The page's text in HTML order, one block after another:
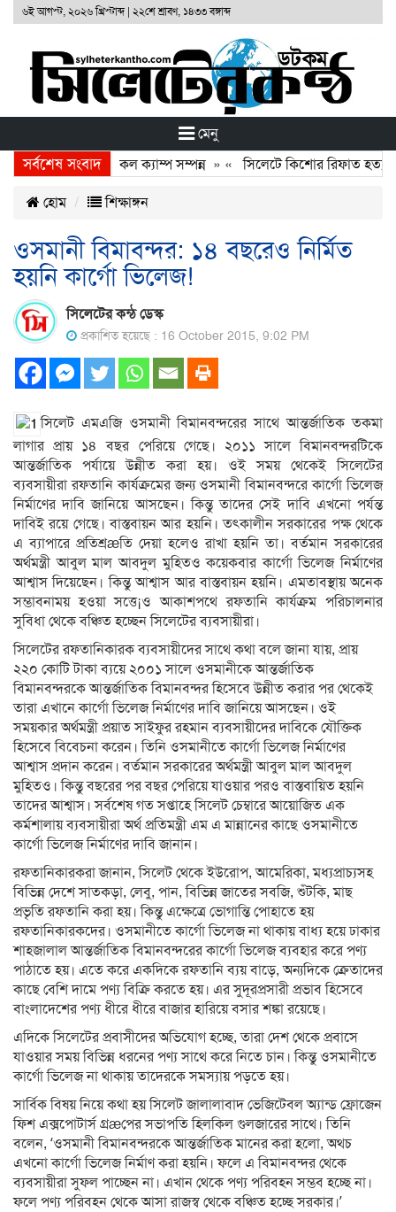
৬ই আগস্ট, ২০২৬ খ্রিস্টাব্দ| ২২শে শ্রাবণ, ১৪৩৩ বঙ্গাব্দ
মেনু
সর্বশেষ সংবাদফ্রি মেডিকেল ক্যাম্প সম্পন্ন» «সিলেটে কিশোর রিফাত
হোম শিক্ষাঙ্গন
ওসমানী বিমাবন্দর: ১৪ বছরেও নির্মিত
হয়নি কার্গো ভিলেজ!
সিলেটের কন্ঠ ডেস্ক
প্রকাশিত হয়েছে : 16 October 2015, 9:02 PM
সিলেট এমএজি ওসমানী বিমানবন্দরের সাথে আন্তর্জাতিক তকমা
লাগার প্রায় ১৪ বছর পেরিয়ে গেছে। ২০১১ সালে বিমানবন্দরটিকে
আন্তর্জাতিক পর্যায়ে উন্নীত করা হয়। ওই সময় থেকেই সিলেটের
ব্যবসায়ীরা রফতানি কার্যক্রমের জন্য ওসমানী বিমানবন্দরে কার্গো ভিলেজ
নির্মাণের দাবি জানিয়ে আসছেন। কিন্তু তাদের সেই দাবি এখনো পর্যন্ত
দাবিই রয়ে গেছে। বাস্তবায়ন আর হয়নি। তৎকালীন সরকারের পক্ষ থেকে
এ ব্যাপারে প্রতিশ্রæতি দেয়া হলেও রাখা হয়নি তা। বর্তমান সরকারের
অর্থমন্ত্রী আবুল মাল আবদুল মুহিতও কয়েকবার কার্গো ভিলেজ নির্মাণের
আশ্বাস দিয়েছেন। কিন্তু আশ্বাস আর বাস্তবায়ন হয়নি। এমতাবস্থায় অনেক
সম্ভাবনাময় হওয়া সত্তে¡ও আকাশপথে রফতানি কার্যক্রম পরিচালনার
সুবিধা থেকে বঞ্চিত হচ্ছেন সিলেটের ব্যবসায়ীরা।
সিলেটের রফতানিকারক ব্যবসায়ীদের সাথে কথা বলে জানা যায়, প্রায়
২২০ কোটি টাকা ব্যয়ে ২০০১ সালে ওসমানীকে আন্তর্জাতিক
বিমানবন্দরকে আন্তর্জাতিক বিমানবন্দর হিসেবে উন্নীত করার পর থেকেই
তারা এখানে কার্গো ভিলেজ নির্মাণের দাবি জানিয়ে আসছেন। ওই
সময়কার অর্থমন্ত্রী প্রয়াত সাইফুর রহমান ব্যবসায়ীদের দাবিকে যৌক্তিক
হিসেবে বিবেচনা করেন। তিনি ওসমানীতে কার্গো ভিলেজ নির্মাণের
আশ্বাস প্রদান করেন। বর্তমান সরকারের অর্থমন্ত্রী আবুল মাল আবদুল
মুহিতও। কিন্তু বছরের পর বছর পেরিয়ে যাওয়ার পরও বাস্তবায়িত হয়নি
তাদের আশ্বাস। সর্বশেষ গত সপ্তাহে সিলেট চেম্বারে আয়োজিত এক
কর্মশালায় ব্যবসায়ীরা অর্থ প্রতিমন্ত্রী এম এ মান্নানের কাছে ওসমানীতে
কার্গো ভিলেজ নির্মাণের দাবি জানান।
রফতানিকারকরা জানান, সিলেট থেকে ইউরোপ, আমেরিকা, মধ্যপ্রাচ্যসহ
বিভিন্ন দেশে সাতকড়া, লেবু, পান, বিভিন্ন জাতের সবজি, শুঁটকি, মাছ
প্রভৃতি রফতানি করা হয়। কিন্তু এক্ষেত্রে ভোগান্তি পোহাতে হয়
রফতানিকারকদের। ওসমানীতে কার্গো ভিলেজ না থাকায় বাধ্য হয়ে ঢাকার
শাহজালাল আন্তর্জাতিক বিমানবন্দরের কার্গো ভিলেজ ব্যবহার করে পণ্য
পাঠাতে হয়। এতে করে একদিকে রফতানি ব্যয় বাড়ে, অন্যদিকে ক্রেতাদের
কাছে বেশি দামে পণ্য বিক্রি করতে হয়। এর সুদূরপ্রসারী প্রভাব হিসেবে
বাংলাদেশের পণ্য ধীরে ধীরে বাজার হারিয়ে বসার শঙ্কা রয়েছে।
এদিকে সিলেটের প্রবাসীদের অভিযোগ হচ্ছে, তারা দেশ থেকে প্রবাসে
যাওয়ার সময় বিভিন্ন ধরনের পণ্য সাথে করে নিতে চান। কিন্তু ওসমানীতে
কার্গো ভিলেজ না থাকায় তাদেরকে সমস্যায় পড়তে হয়।
সার্বিক বিষয় নিয়ে কথা হয় সিলেট জালালাবাদ ভেজিটেবল অ্যান্ড ফ্রোজেন
ফিশ এক্সপোটার্স গ্রæপের সভাপতি হিলকিল গুলজারের সাথে। তিনি
বলেন, ‘ওসমানী বিমানবন্দরকে আন্তর্জাতিক মানের করা হলো, অথচ
এখনো কার্গো ভিলেজ নির্মাণ করা হয়নি। ফলে এ বিমানবন্দর থেকে
ব্যবসায়ীরা সুফল পাচ্ছেন না। এখান থেকে পণ্য পরিবহন সম্ভব হচ্ছে না।
ফলে পণ্য পরিবহন থেকে আসা রাজস্ব থেকে বঞ্চিত হচ্ছে সরকার।’